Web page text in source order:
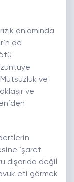
anlamında
de
ve
ve
işaret
dışarıda değil
eti görmek